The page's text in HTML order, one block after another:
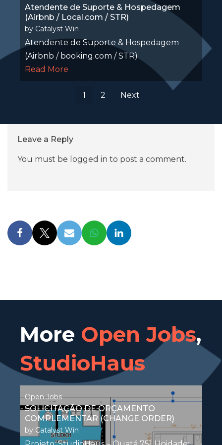
Atendente de Suporte & Hospedagem
(Airbnb / Local.com / STR)
by Catalyst Win
Atendente de Suporte & Hospedagem
(Airbnb / booking.com / STR)
Read More
1 2 Next
Leave a Reply
You must be logged in to post a comment.
More Open Jobs,
StudioHaus
Open Jobs
SOLICITAÇÃO DE ORÇAMENTO
COMPLEMENTAR (CHANGE ORDER)
by Catalyst Win